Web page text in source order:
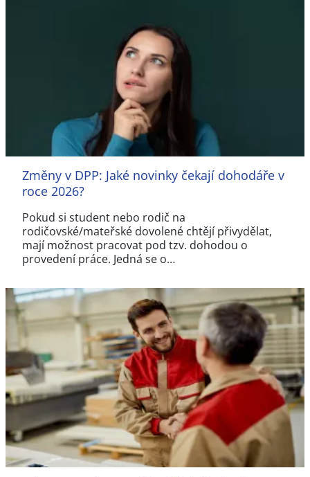
Změny v DPP: Jaké novinky čekají dohodáře v
roce 2026?
Pokud si student nebo rodič na
rodičovské/mateřské dovolené chtějí přivydělat,
mají možnost pracovat pod tzv. dohodou o
provedení práce. Jedná se o…